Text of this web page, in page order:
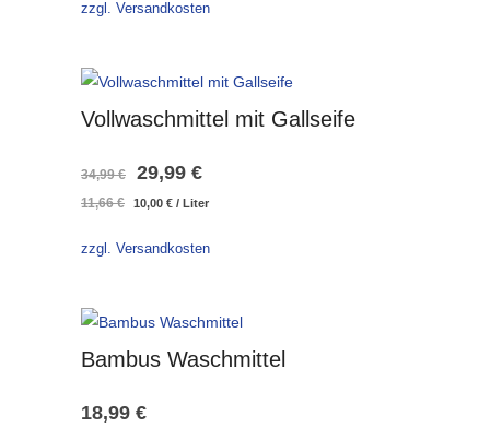
zzgl. Versandkosten
Vollwaschmittel mit Gallseife
34,99€
Ursprünglicher
Preis
war:
29,99 €Aktueller
Preis
ist:
11,66€ 10,00 € / Liter
zzgl. Versandkosten
Bambus Waschmittel
18,99 €